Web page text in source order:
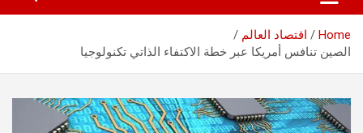
Home
اقتصاد العالم
الصين تنافس أمريكا عبر خطة الاكتفاء الذاتي تكنولوجيا